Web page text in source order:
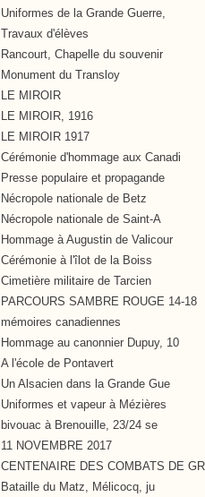
Uniformes de la Grande Guerre,
Travaux d'élèves
Rancourt, Chapelle du souvenir
Monument du Transloy
LE MIROIR
LE MIROIR, 1916
LE MIROIR 1917
Cérémonie d'hommage aux Canadi
Presse populaire et propagande
Nécropole nationale de Betz
Nécropole nationale de Saint-A
Hommage à Augustin de Valicour
Cérémonie à l'îlot de la Boiss
Cimetière militaire de Tarcien
PARCOURS SAMBRE ROUGE 14-18
mémoires canadiennes
Hommage au canonnier Dupuy, 10
A l'école de Pontavert
Un Alsacien dans la Grande Gue
Uniformes et vapeur à Mézières
bivouac à Brenouille, 23/24 se
11 NOVEMBRE 2017
CENTENAIRE DES COMBATS DE
Bataille du Matz, Mélicocq, ju